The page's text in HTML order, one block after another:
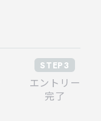
STEP3
エントリー
完了